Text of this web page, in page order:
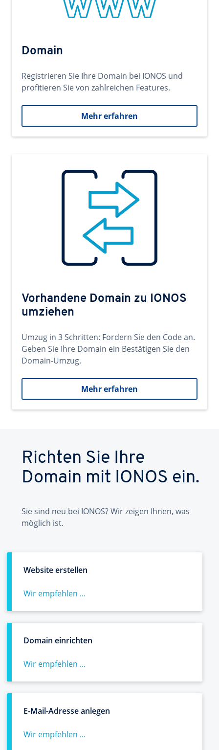
Domain
Registrieren Sie Ihre Domain bei IONOS und
profitieren Sie von zahlreichen Features.
Mehr erfahren
Vorhandene Domain zu IONOS
umziehen
Umzug in 3 Schritten: Fordern Sie den Code an.
Geben Sie Ihre Domain ein Bestätigen Sie den
Domain-Umzug.
Mehr erfahren
Richten Sie Ihre
Domain mit IONOS ein.
Sie sind neu bei IONOS? Wir zeigen Ihnen, was
möglich ist.
Website erstellen
Wir empfehlen ...
Domain einrichten
Wir empfehlen ...
E-Mail-Adresse anlegen
Wir empfehlen ...